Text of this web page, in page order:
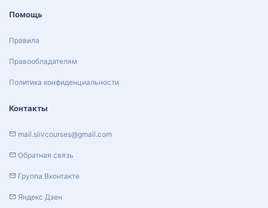
Помощь
Правила
Правообладателям
Политика конфиденциальности
Контакты
mail.slivcourses@gmail.com
Обратная связь
Группа Вконтакте
Яндекс Дзен